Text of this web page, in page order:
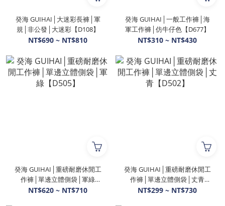
癸海 GUIHAI│大迷彩長褲│軍
規│非公發│大迷彩【D108】
NT$690 ~ NT$810
癸海 GUIHAI│一般工作褲│海
軍工作褲│仿牛仔色【D677】
NT$310 ~ NT$430
癸海 GUIHAI│重磅耐磨休閒工
作褲│單邊立體側袋│軍綠
【D505】
NT$620 ~ NT$710
癸海 GUIHAI│重磅耐磨休閒工
作褲│單邊立體側袋│丈青
【D502】
NT$299 ~ NT$730